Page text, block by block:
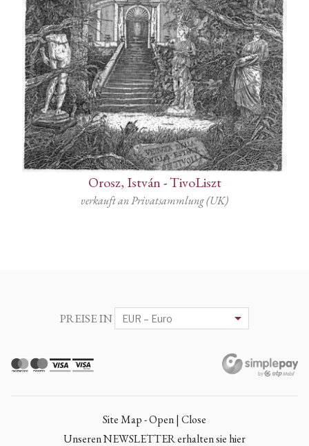
Orosz, István-TivoLiszt
verkauft an Privatsammlung (UK)
PREISE IN
Site Map - Open | Close
Unseren NEWSLETTER erhalten sie hier